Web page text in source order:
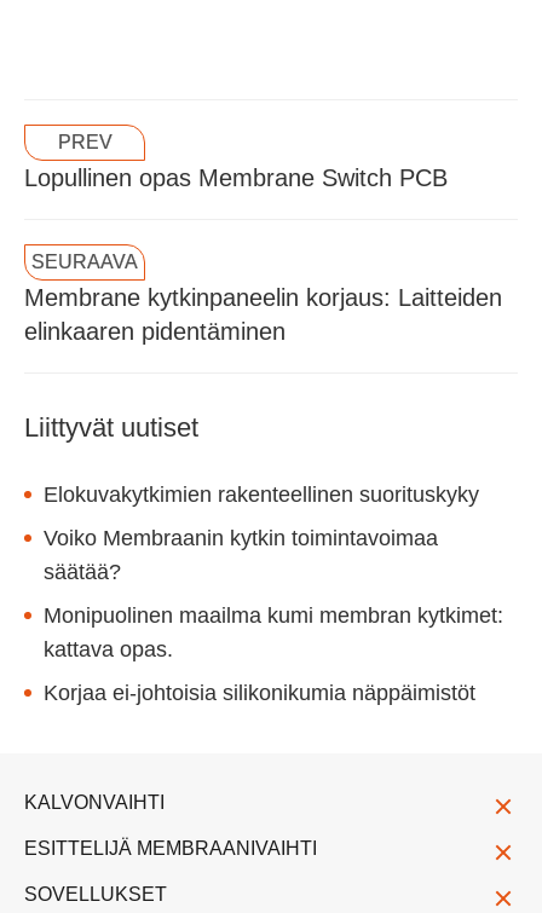
PREV
Lopullinen opas Membrane Switch PCB
SEURAAVA
Membrane kytkinpaneelin korjaus: Laitteiden
elinkaaren pidentäminen
Liittyvät uutiset
Elokuvakytkimien rakenteellinen suorituskyky
Voiko Membraanin kytkin toimintavoimaa
säätää?
Monipuolinen maailma kumi membran kytkimet:
kattava opas.
Korjaa ei-johtoisia silikonikumia näppäimistöt
KALVONVAIHTI
ESITTELIJÄ MEMBRAANIVAIHTI
SOVELLUKSET